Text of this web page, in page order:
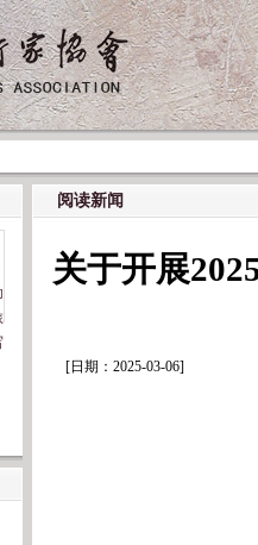
阅读新闻
关于开展
[日期：2025-03-06]